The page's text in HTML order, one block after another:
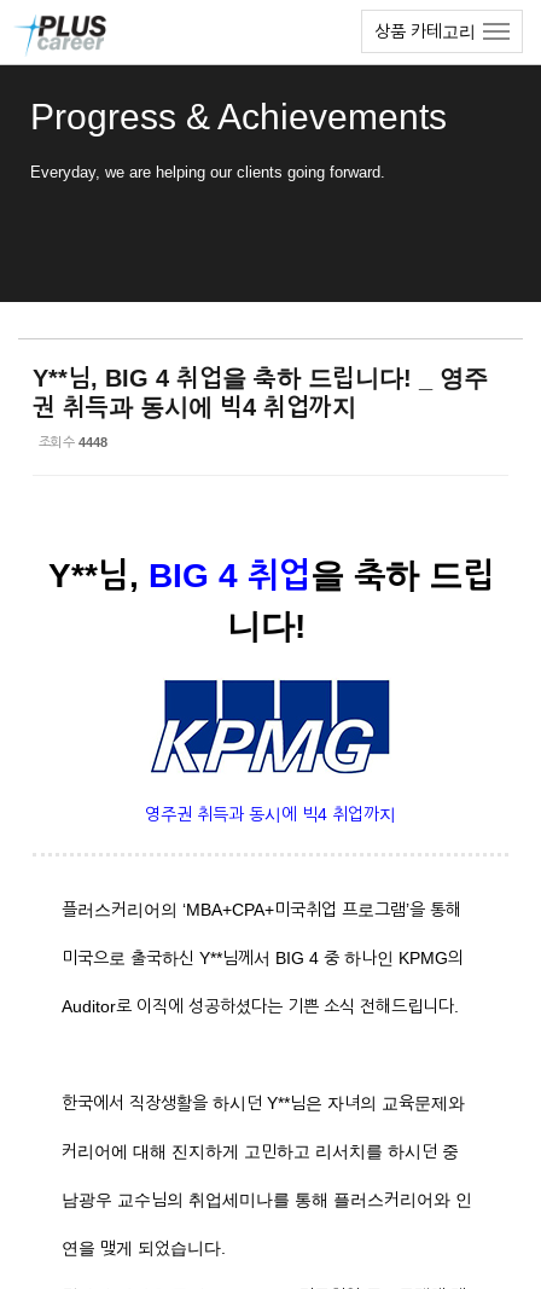
상품 카테고리
Progress & Achievements
Everyday, we are helping our clients going forward.
Y**님, BIG 4 취업을 축하 드립니다! _ 영주
권 취득과 동시에 빅4 취업까지
조회 수 4448
Y**님, BIG 4 취업을 축하 드립
니다!
영주권 취득과 동시에 빅4 취업까지
플러스커리어의 ‘MBA+CPA+미국취업 프로그램’을 통해
미국으로 출국하신 Y**님께서 BIG 4 중 하나인 KPMG의
Auditor로 이직에 성공하셨다는 기쁜 소식 전해드립니다.
한국에서 직장생활을 하시던 Y**님은 자녀의 교육문제와
커리어에 대해 진지하게 고민하고 리서치를 하시던 중
남광우 교수님의 취업세미나를 통해 플러스커리어와 인
연을 맺게 되었습니다.